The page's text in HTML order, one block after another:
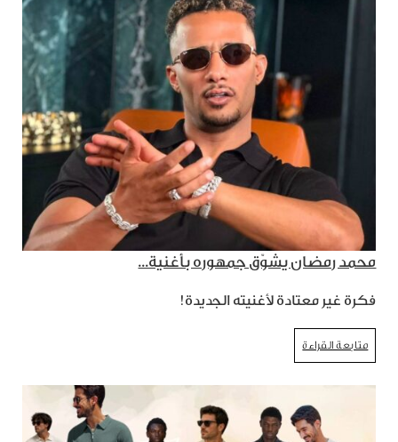
محمد رمضان يشوّق جمهوره بأغنية...
فكرة غير معتادة لأغنيته الجديدة!
متابعة القراءة